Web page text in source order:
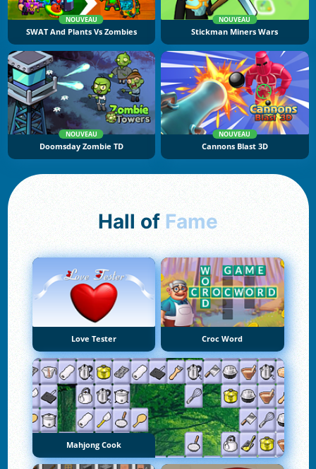
NOUVEAU
SWAT And Plants Vs Zombies
NOUVEAU
Stickman Miners Wars
NOUVEAU
Doomsday Zombie TD
NOUVEAU
Cannons Blast 3D
Hall of Fame
Love Tester Croc Word
Mahjong Cook